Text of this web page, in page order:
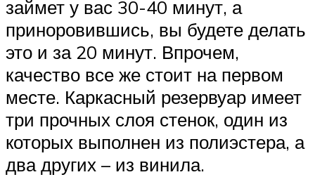
займет у вас 30-40 минут, а
приноровившись, вы будете делать
это и за 20 минут. Впрочем,
качество все же стоит на первом
месте. Каркасный резервуар имеет
три прочных слоя стенок, один из
которых выполнен из полиэстера, а
два других – из винила.